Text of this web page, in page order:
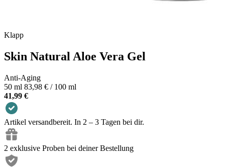
Klapp
Skin Natural Aloe Vera Gel
Anti-Aging
50 ml 83,98 € / 100 ml
41,99 €
Artikel versandbereit. In 2 – 3 Tagen bei dir.
2 exklusive Proben bei deiner Bestellung